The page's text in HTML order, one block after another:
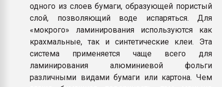
одного из слоев бумаги, образующей пористый
слой, позволяющий воде испаряться. Для
«мокрого» ламинирования используются как
крахмальные, так и синтетические клеи. Эта
система применяется чаще всего для
ламинирования алюминиевой фольги
различными видами бумаги или картона. Чем